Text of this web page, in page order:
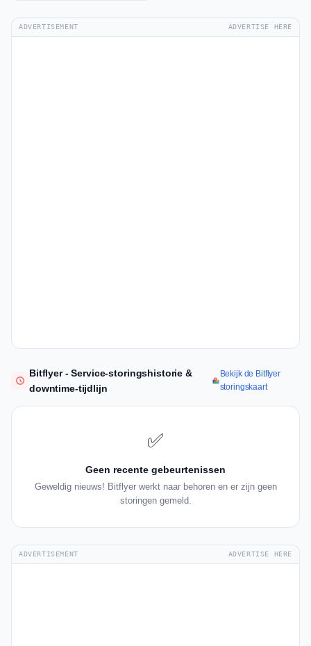
ADVERTISEMENT ADVERTISE HERE
Bitflyer - Service-storingshistorie &
downtime-tijdlijn
Bekijk de Bitflyer
storingskaart
✅
Geen recente gebeurtenissen
Geweldig nieuws! Bitflyer werkt naar behoren en er zijn geen
storingen gemeld.
ADVERTISEMENT ADVERTISE HERE